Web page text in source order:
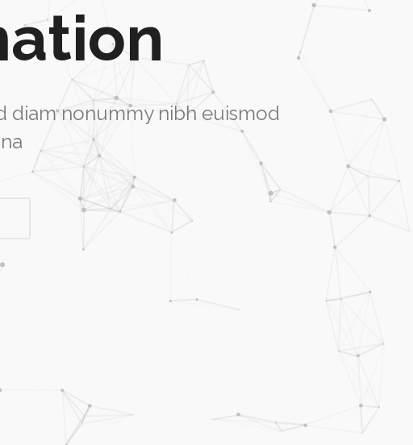
diam nonummy nibh euismod